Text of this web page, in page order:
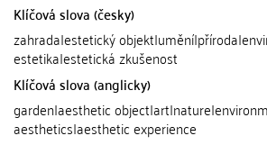
Klíčová slova (česky)
zahrada|estetický
estetika|estetická zkušenost
Klíčová slova (anglicky)
garden|aesthetic
aesthetics|aesthetic experience